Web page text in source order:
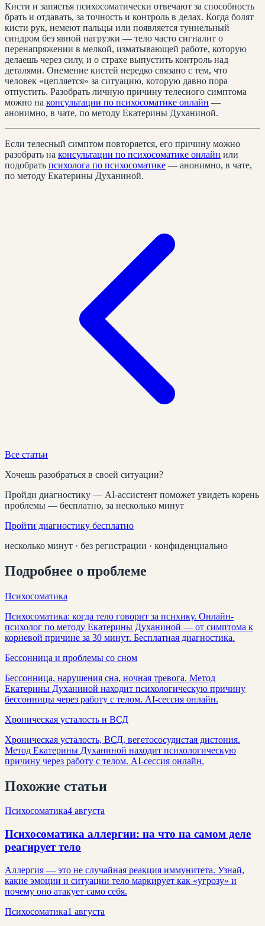
Кисти и запястья психосоматически отвечают за способность
брать и отдавать, за точность и контроль в делах. Когда болят
кисти рук, немеют пальцы или появляется туннельный
синдром без явной нагрузки — тело часто сигналит о
перенапряжении в мелкой, изматывающей работе, которую
делаешь через силу, и о страхе выпустить контроль над
деталями. Онемение кистей нередко связано с тем, что
человек «цепляется» за ситуацию, которую давно пора
отпустить. Разобрать личную причину телесного симптома
можно на консультации по психосоматике онлайн —
анонимно, в чате, по методу Екатерины Духаниной.
Если телесный симптом повторяется, его причину можно
разобрать на консультации по психосоматике онлайн или
подобрать психолога по психосоматике — анонимно, в чате,
по методу Екатерины Духаниной.
Все статьи
Хочешь разобраться в своей ситуации?
Пройди диагностику — AI-ассистент поможет увидеть корень
проблемы — бесплатно, за несколько минут
Пройти диагностику бесплатно
несколько минут · без регистрации · конфиденциально
Подробнее о проблеме
Психосоматика
Психосоматика: когда тело говорит за психику. Онлайн-
психолог по методу Екатерины Духаниной — от симптома к
корневой причине за 30 минут. Бесплатная диагностика.
Бессонница и проблемы со сном
Бессонница, нарушения сна, ночная тревога. Метод
Екатерины Духаниной находит психологическую причину
бессонницы через работу с телом. AI-сессия онлайн.
Хроническая усталость и ВСД
Хроническая усталость, ВСД, вегетососудистая дистония.
Метод Екатерины Духаниной находит психологическую
причину через работу с телом. AI-сессия онлайн.
Похожие статьи
Психосоматика4 августа
Психосоматика аллергии: на что на самом деле
реагирует тело
Аллергия — это не случайная реакция иммунитета. Узнай,
какие эмоции и ситуации тело маркирует как «угрозу» и
почему оно атакует само себя.
Психосоматика1 августа